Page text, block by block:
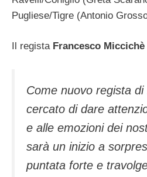
Pugliese/Tigre (Antonio
Il regista Francesco
Come nuovo regista
cercato di dare
e alle emozioni dei
sarà un inizio a
puntata forte e